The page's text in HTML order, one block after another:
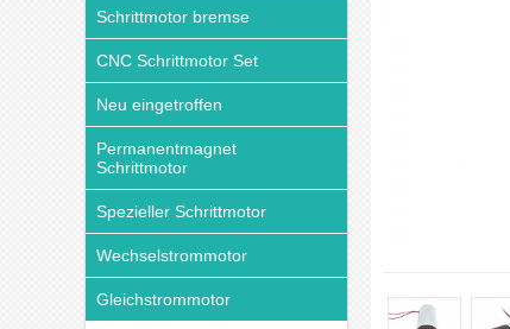
Schrittmotor bremse
CNC Schrittmotor Set
Neu eingetroffen
Permanentmagnet
Schrittmotor
Spezieller Schrittmotor
Wechselstrommotor
Gleichstrommotor